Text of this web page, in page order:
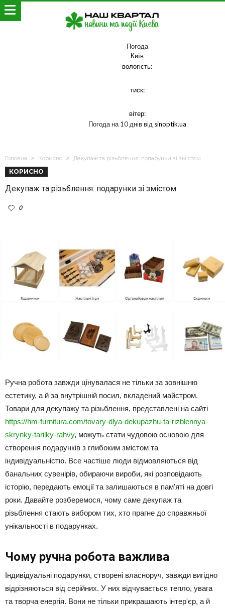
Погода
Київ
вологість:
тиск:
вітер:
Погода на 10 днів від sinoptik.ua
Головна Корисно Декупаж та різьблення: подарунки зі змістом
КОРИСНО
Декупаж та різьблення: подарунки зі змістом
0
Ручна робота завжди цінувалася не тільки за зовнішню
естетику, а й за внутрішній посил, вкладений майстром.
Товари для декупажу та різьблення, представлені на сайті
https://hm-furnitura.com/tovary-dlya-dekupazhu-ta-rizblennya-
skrynky-tarilky-rahvy, можуть стати чудовою основою для
створення подарунків з глибоким змістом та
індивідуальністю. Все частіше люди відмовляються від
банальних сувенірів, обираючи вироби, які розповідають
історію, передають емоції та залишаються в пам'яті на довгі
роки. Давайте розберемося, чому саме декупаж та
різьблення стають вибором тих, хто прагне до справжньої
унікальності в подарунках.
Чому ручна робота важлива
Індивідуальні подарунки, створені власноруч, завжди вигідно
відрізняються від серійних. У них відчувається тепло, увага
та творча енергія. Вони не тільки прикрашають інтер'єр, а й